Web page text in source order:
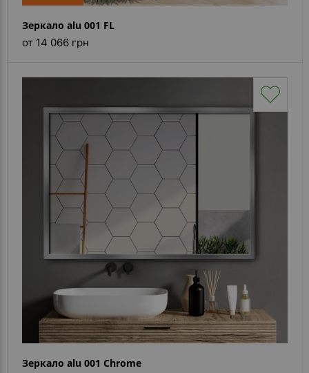
Зеркало alu 001 FL
от 14 066 грн
Зеркало alu 001 Chrome